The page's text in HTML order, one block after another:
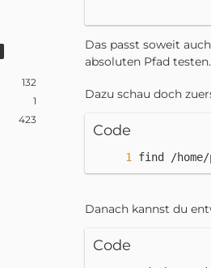
132
1
423
Das passt soweit
absoluten Pfad testen.
Dazu schau doch
Code
find /
Danach kannst du
Code